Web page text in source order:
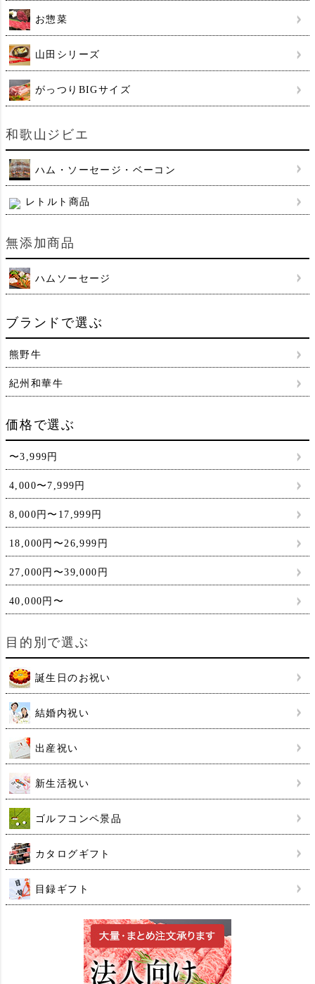
お惣菜
山田シリーズ
がっつりBIGサイズ
和歌山ジビエ
ハム・ソーセージ・ベーコン
レトルト商品
無添加商品
ハムソーセージ
ブランドで選ぶ
熊野牛
紀州和華牛
価格で選ぶ
〜3,999円
4,000〜7,999円
8,000円〜17,999円
18,000円〜26,999円
27,000円〜39,000円
40,000円〜
目的別で選ぶ
誕生日のお祝い
結婚内祝い
出産祝い
新生活祝い
ゴルフコンペ景品
カタログギフト
目録ギフト